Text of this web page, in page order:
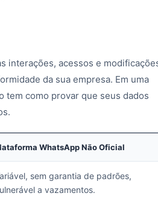
interações, acessos e
da sua empresa. Em uma
tem como provar que seus dados
WhatsApp Não Oficial
sem garantia de padrões,
a vazamentos.